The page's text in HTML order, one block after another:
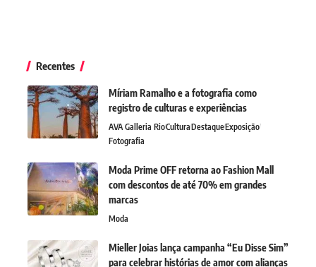
Recentes
Míriam Ramalho e a fotografia como
registro de culturas e experiências
AVA Galleria RioCulturaDestaqueExposição
Fotografia
Moda Prime OFF retorna ao Fashion Mall
com descontos de até 70% em grandes
marcas
Moda
Mieller Joias lança campanha “Eu Disse Sim”
para celebrar histórias de amor com alianças